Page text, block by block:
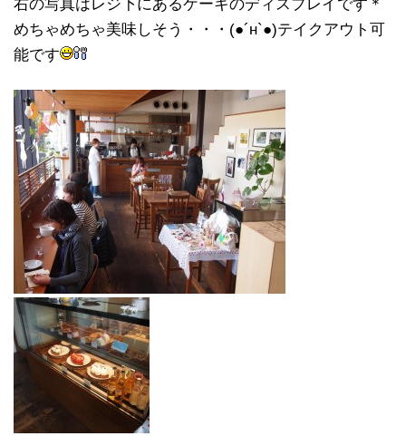
右の写真はレジ下にあるケーキのディスプレイです＊
めちゃめちゃ美味しそう・・・(●´н`●)テイクアウト可
能です